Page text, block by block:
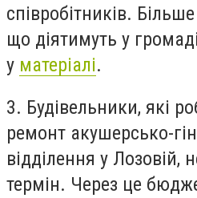
співробітників.
що діятимуть у
у матеріалі.
3. Будівельники, які
ремонт акушерсько-
відділення у Лозовій,
термін. Через це